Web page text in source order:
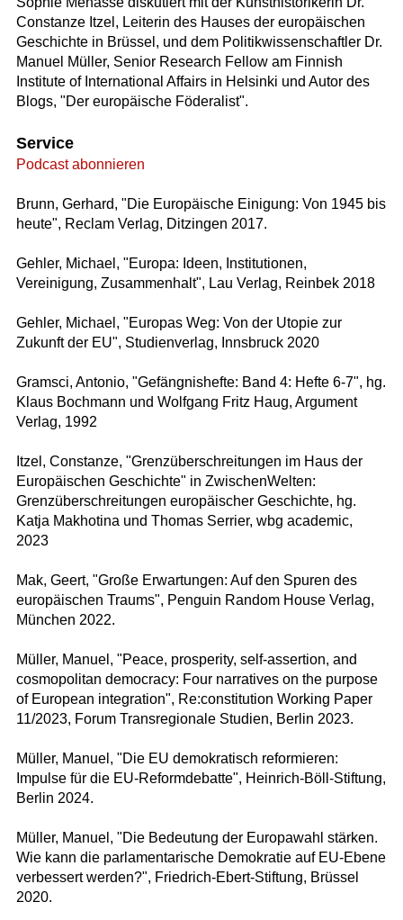
Constanze Itzel, Leiterin des Hauses der europäischen
Geschichte in Brüssel, und dem Politikwissenschaftler Dr.
Manuel Müller, Senior Research Fellow am Finnish
Institute of International Affairs in Helsinki und Autor des
Blogs, "Der europäische Föderalist".
Service
Podcast abonnieren
Brunn, Gerhard, "Die Europäische Einigung: Von 1945 bis
heute", Reclam Verlag, Ditzingen 2017.
Gehler, Michael, "Europa: Ideen, Institutionen,
Vereinigung, Zusammenhalt", Lau Verlag, Reinbek 2018
Gehler, Michael, "Europas Weg: Von der Utopie zur
Zukunft der EU", Studienverlag, Innsbruck 2020
Gramsci, Antonio, "Gefängnishefte: Band 4: Hefte 6-7", hg.
Klaus Bochmann und Wolfgang Fritz Haug, Argument
Verlag, 1992
Itzel, Constanze, "Grenzüberschreitungen im Haus der
Europäischen Geschichte" in ZwischenWelten:
Grenzüberschreitungen europäischer Geschichte, hg.
Katja Makhotina und Thomas Serrier, wbg academic,
2023
Mak, Geert, "Große Erwartungen: Auf den Spuren des
europäischen Traums", Penguin Random House Verlag,
München 2022.
Müller, Manuel, "Peace, prosperity, self-assertion, and
cosmopolitan democracy: Four narratives on the purpose
of European integration", Re:constitution Working Paper
11/2023, Forum Transregionale Studien, Berlin 2023.
Müller, Manuel, "Die EU demokratisch reformieren:
Impulse für die EU-Reformdebatte", Heinrich-Böll-Stiftung,
Berlin 2024.
Müller, Manuel, "Die Bedeutung der Europawahl stärken.
Wie kann die parlamentarische Demokratie auf EU-Ebene
verbessert werden?", Friedrich-Ebert-Stiftung, Brüssel
2020.